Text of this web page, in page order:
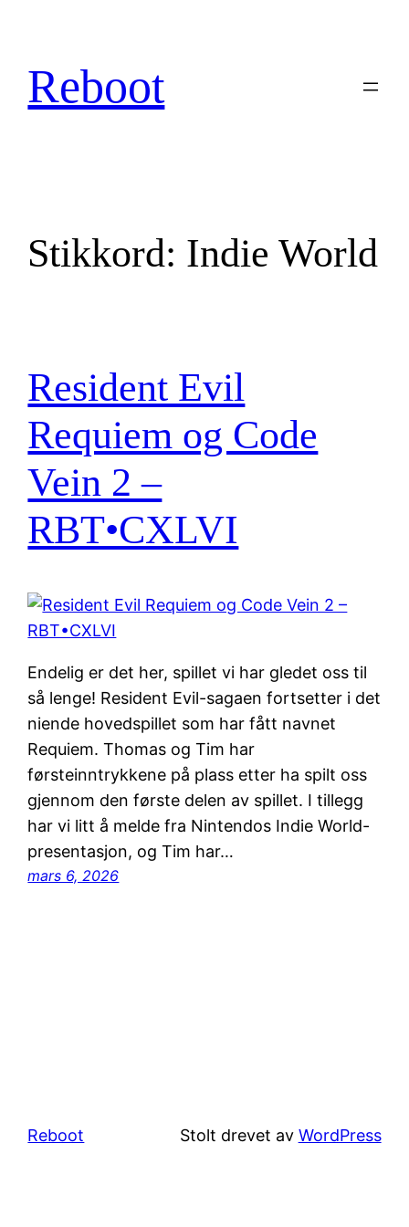
innhold
Reboot
Stikkord: Indie World
Resident Evil
Requiem og Code
Vein 2 –
RBT•CXLVI
Endelig er det her, spillet vi har gledet oss til
så lenge! Resident Evil-sagaen fortsetter i det
niende hovedspillet som har fått navnet
Requiem. Thomas og Tim har
førsteinntrykkene på plass etter ha spilt oss
gjennom den første delen av spillet. I tillegg
har vi litt å melde fra Nintendos Indie World-
presentasjon, og Tim har…
mars 6, 2026
Reboot Stolt drevet av WordPress